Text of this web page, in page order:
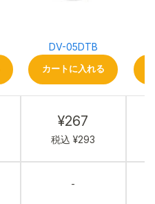
DV-05DTB
カートに入れる
¥267
税込 ¥293
-